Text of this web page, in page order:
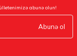
abunə olun!
Abunə ol